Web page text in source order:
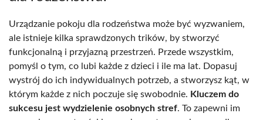
Urządzanie pokoju dla rodzeństwa może być wyzwaniem,
ale istnieje kilka sprawdzonych trików, by stworzyć
funkcjonalną i przyjazną przestrzeń. Przede wszystkim,
pomyśl o tym, co lubi każde z dzieci i ile ma lat. Dopasuj
wystrój do ich indywidualnych potrzeb, a stworzysz kąt, w
którym każde z nich poczuje się swobodnie. Kluczem do
sukcesu jest wydzielenie osobnych stref. To zapewni im